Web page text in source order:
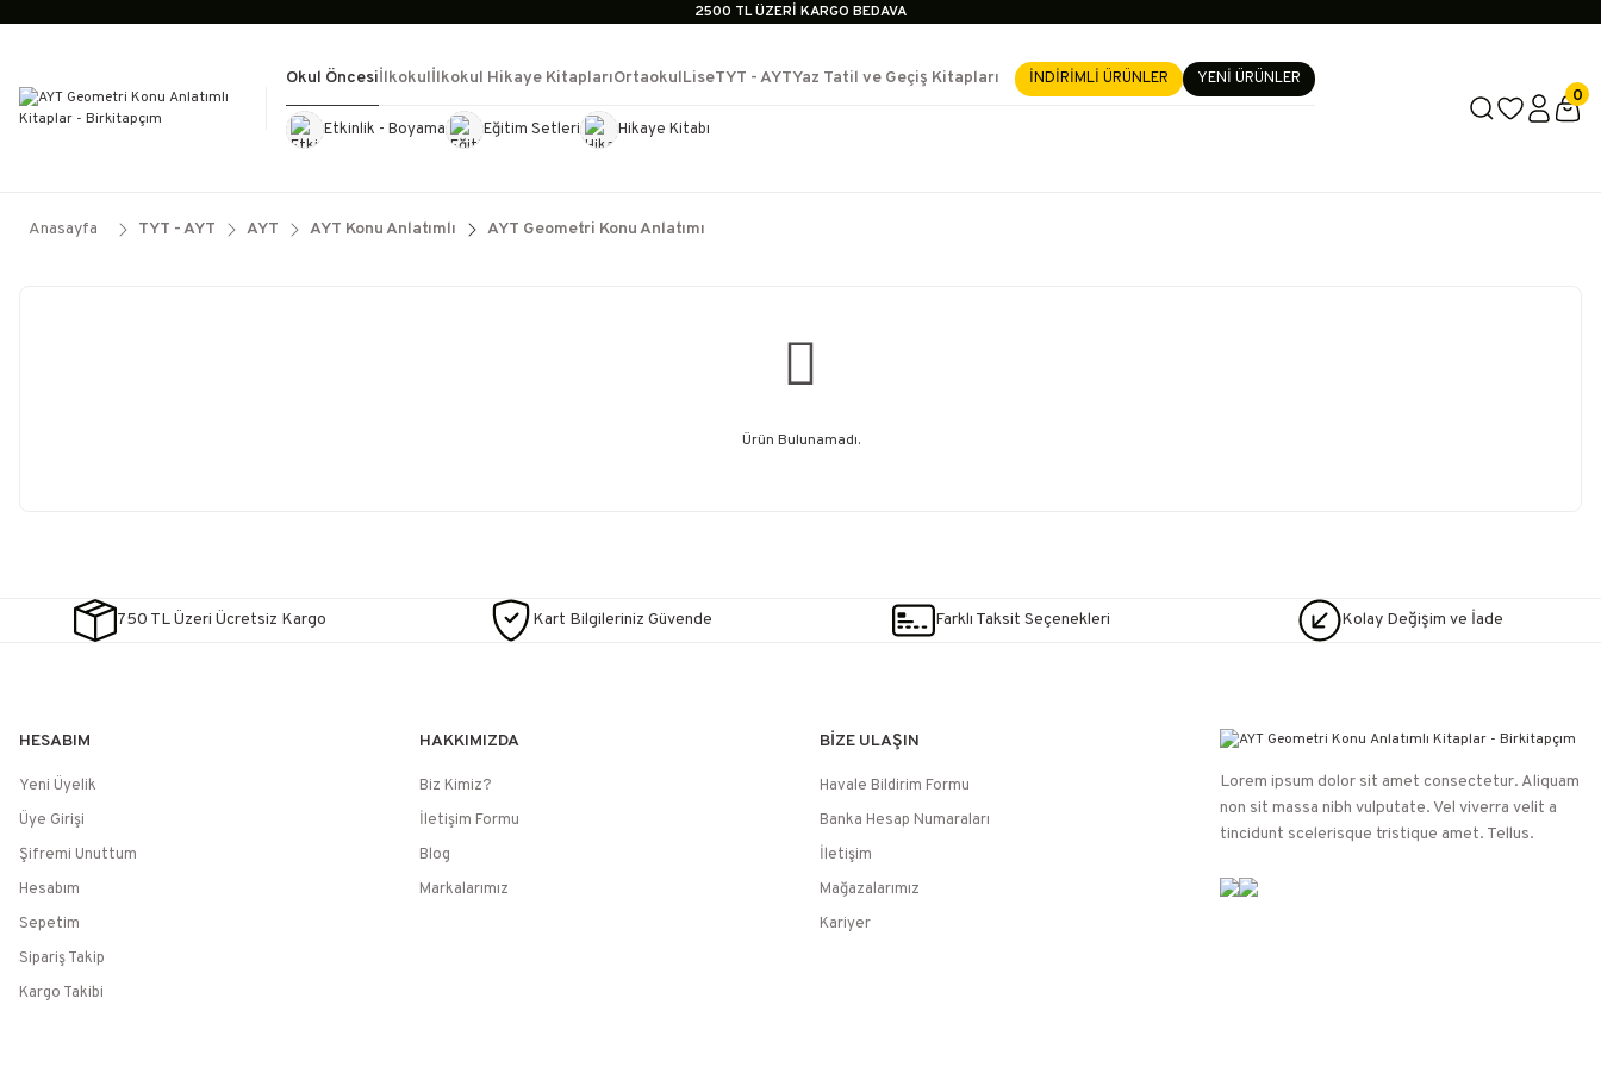
2500 TL ÜZERİ KARGO BEDAVA
İçerik #4
Okul Öncesi
Etkinlik - Boyama Eğitim Setleri Hikaye Kitabı
İlkokulİlkokul Hikaye KitaplarıOrtaokulLiseTYT - AYTYaz Tatil ve Geçiş Kitapları
Kültür KitaplarıKırtasiye Görevde Yükselme- Uzmanlık
İNDİRİMLİ ÜRÜNLER YENİ ÜRÜNLER
0
Anasayfa TYT - AYT AYT AYT Konu Anlatımlı AYT Geometri Konu Anlatımı
Ürün Bulunamadı.
750 TL Üzeri Ücretsiz Kargo Kart Bilgileriniz Güvende Farklı Taksit Seçenekleri Kolay Değişim ve İade
HESABIM
Yeni Üyelik
Üye Girişi
Şifremi Unuttum
Hesabım
Sepetim
Sipariş Takip
Kargo Takibi
HAKKIMIZDA
Biz Kimiz?
İletişim Formu
Blog
Markalarımız
BİZE ULAŞIN
Havale Bildirim Formu
Banka Hesap Numaraları
İletişim
Mağazalarımız
Kariyer
Lorem ipsum dolor sit amet consectetur. Aliquam
non sit massa nibh vulputate. Vel viverra velit a
tincidunt scelerisque tristique amet. Tellus.